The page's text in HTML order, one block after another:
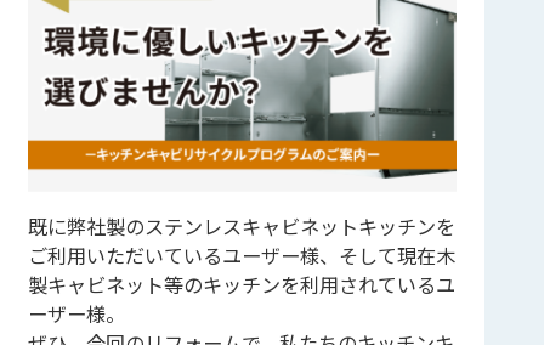
既に弊社製のステンレスキャビネットキッチンを
ご利用いただいているユーザー様、そして現在木
製キャビネット等のキッチンを利用されているユ
ーザー様。